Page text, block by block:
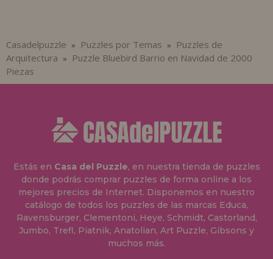
Casadelpuzzle » Puzzles por Temas »
Puzzles de
Arquitectura »
Puzzle Bluebird Barrio en Navidad de 2000
Piezas
Estás en Casa del Puzzle, en nuestra tienda de puzzles
donde podrás comprar puzzles de forma online a los
mejores precios de Internet. Disponemos en nuestro
catálogo de todos los puzzles de las marcas Educa,
Ravensburger, Clementoni, Heye, Schmidt, Castorland,
Jumbo, Trefl, Piatnik, Anatolian, Art Puzzle, Gibsons y
muchos más.